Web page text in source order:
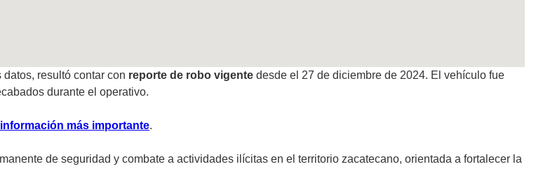
resultó contar con reporte de robo vigente desde el 27 de diciembre de 2024. El vehículo fue
durante el operativo.
más importante.
de seguridad y combate a actividades ilícitas en el territorio zacatecano, orientada a fortalecer la